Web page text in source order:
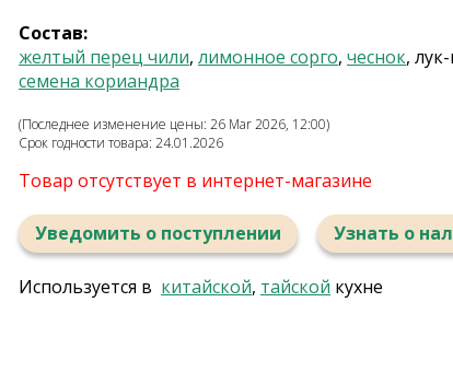
Состав:
желтый перец чили, лимонное сорго, чеснок,
семена кориандра
(Последнее изменение цены: 26 Mar 2026, 12:00)
Срок годности товара: 24.01.2026
Товар отсутствует в интернет-магазине
Уведомить о поступлении Узнать о
Используется в китайской, тайской кухне